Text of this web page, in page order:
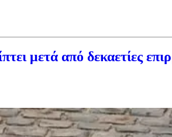
μετά από δεκαετίες